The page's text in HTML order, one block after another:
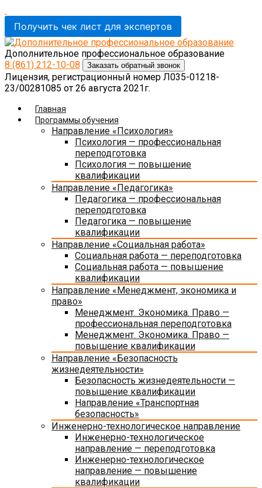
Получить чек лист для экспертов
Дополнительное профессиональное образование
8 (861) 212-10-08 Заказать обратный звонок
Лицензия, регистрационный номер Л035-01218-
23/00281085 от 26 августа 2021г.
Главная
Программы обучения
Направление «Психология»
Психология — профессиональная
переподготовка
Психология — повышение
квалификации
Направление «Педагогика»
Педагогика — профессиональная
переподготовка
Педагогика — повышение
квалификации
Направление «Социальная работа»
Социальная работа — переподготовка
Социальная работа — повышение
квалификации
Направление «Менеджмент, экономика и
право»
Менеджмент. Экономика. Право —
профессиональная переподготовка
Менеджмент. Экономика. Право —
повышение квалификации
Направление «Безопасность
жизнедеятельности»
Безопасность жизнедеятельности —
повышение квалификации
Направление «Транспортная
безопасность»
Инженерно-технологическое направление
Инженерно-технологическое
направление — переподготовка
Инженерно-технологическое
направление — повышение
квалификации